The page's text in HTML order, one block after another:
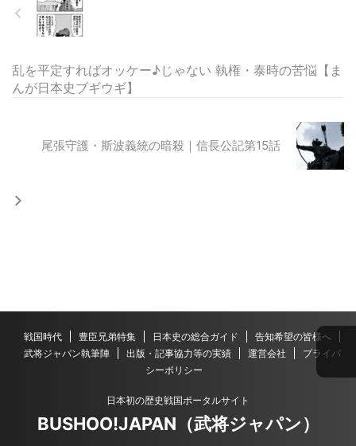
乱を平定すればオッケー♪じゃない 執権・泰時の苦悩【ま
んが日本史ブギウギ】
尾張守護・斯波義統の暗殺｜信長公記第15話
戦国時代 豊臣兄弟特集 日本史の総合ガイド
告知希望の皆様へ
武将ジャパン執筆陣
出版・記事協力等の実績 運営会社
プライバ
シーポリシー
日本初の歴史戦国ポータルサイト
BUSHOO!JAPAN（武将ジャパン）